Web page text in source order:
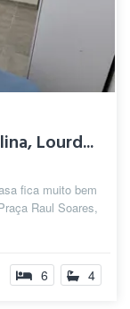
Lourd...
fica muito bem
Raul Soares,
6 4